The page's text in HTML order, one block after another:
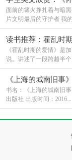
面前的篝火挣扎着与暗
片文明最后的守护者 我的
读书推荐：霍乱时
《霍乱时期的爱情》是
说。讲述了一段跨越半个
《上海的城南旧事
书名：《上海的城南旧
出版社 出版时间：2016...